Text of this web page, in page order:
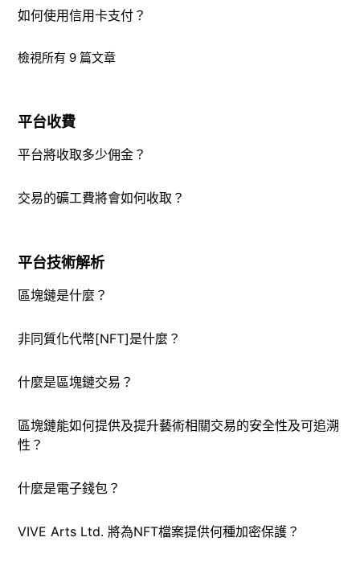
如何使用信用卡支付？
檢視所有 9 篇文章
平台收費
平台將收取多少佣金？
交易的礦工費將會如何收取？
平台技術解析
區塊鏈是什麼？
非同質化代幣[NFT]是什麼？
什麼是區塊鏈交易？
區塊鏈能如何提供及提升藝術相關交易的安全性及可追溯
性？
什麼是電子錢包？
VIVE Arts Ltd. 將為NFT檔案提供何種加密保護？